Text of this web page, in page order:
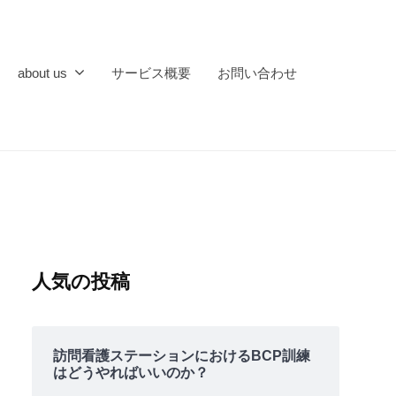
about us サービス概要 お問い合わせ
人気の投稿
訪問看護ステーションにおけるBCP訓練
はどうやればいいのか？